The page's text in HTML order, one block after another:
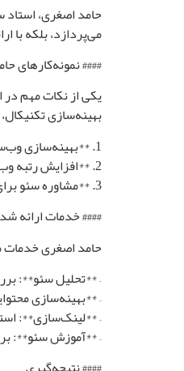
حامد اصغری،
می‌پردازد، بلکه
#### نمونه‌کارهای
یکی از نکات مهم
بهینه‌سازی
1. **بهینه‌سازی وب‌سایت‌های فروشگاهی**: او با بهینه‌سازی ساختار و محتوای سایت‌های فروشگاهی مختلف، باعث افزایش ترافیک و فروش آن‌ها شده است.
2. **افزایش رتبه وب‌سایت‌های شرکتی**: با تحلیل و بهینه‌سازی تکنیکی وب‌سایت‌های شرکتی، حامد توانسته است رتبه آن‌ها را در نتایج جستجو بهبود بخشد.
3. **مشاوره سئو برای استارتاپ‌ها**: بسیاری از استارتاپ‌ها با کمک‌های تخصصی او موفق به جذب ترافیک و مشتریان جدید شده‌اند.
#### خدمات ارائه
حامد اصغری خدمات
– **تحلیل سئو**:
– **بهینه‌سازی
– **لینک‌سازی**:
– **آموزش سئو**: